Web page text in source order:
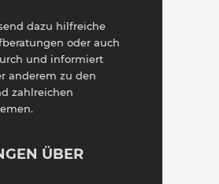
dazu hilfreiche
oder auch
und informiert
anderem zu den
zahlreichen
ÜBER